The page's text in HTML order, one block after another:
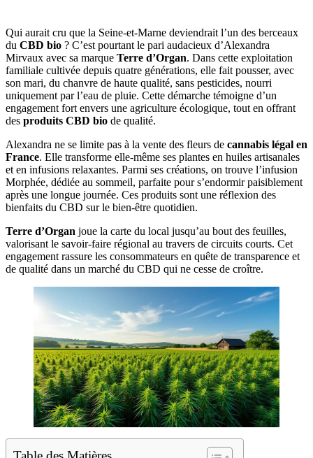
Qui aurait cru que la Seine-et-Marne deviendrait l’un des berceaux
du CBD bio ? C’est pourtant le pari audacieux d’Alexandra
Mirvaux avec sa marque Terre d’Organ. Dans cette exploitation
familiale cultivée depuis quatre générations, elle fait pousser, avec
son mari, du chanvre de haute qualité, sans pesticides, nourri
uniquement par l’eau de pluie. Cette démarche témoigne d’un
engagement fort envers une agriculture écologique, tout en offrant
des produits CBD bio de qualité.
Alexandra ne se limite pas à la vente des fleurs de cannabis légal en
France. Elle transforme elle-même ses plantes en huiles artisanales
et en infusions relaxantes. Parmi ses créations, on trouve l’infusion
Morphée, dédiée au sommeil, parfaite pour s’endormir paisiblement
après une longue journée. Ces produits sont une réflexion des
bienfaits du CBD sur le bien-être quotidien.
Terre d’Organ joue la carte du local jusqu’au bout des feuilles,
valorisant le savoir-faire régional au travers de circuits courts. Cet
engagement rassure les consommateurs en quête de transparence et
de qualité dans un marché du CBD qui ne cesse de croître.